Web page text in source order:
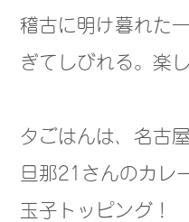
稽古に明け暮れた一
ぎてしびれる。楽
夕ごはんは、名古
旦那21さんのカレ
玉子トッピング！